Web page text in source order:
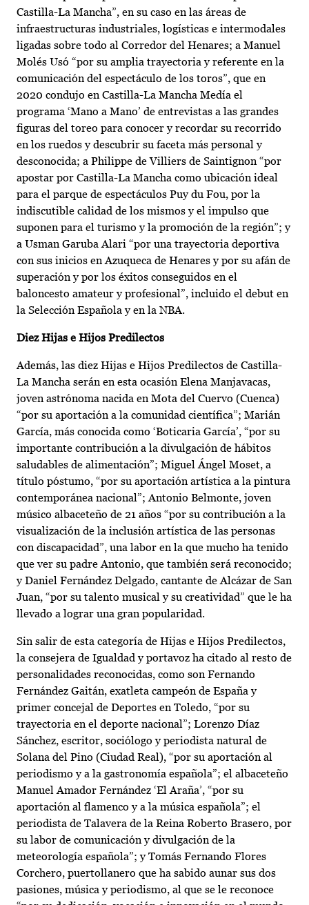
Castilla-La Mancha”, en su caso en las áreas de
infraestructuras industriales, logísticas e intermodales
ligadas sobre todo al Corredor del Henares; a Manuel
Molés Usó “por su amplia trayectoria y referente en la
comunicación del espectáculo de los toros”, que en
2020 condujo en Castilla-La Mancha Medía el
programa ‘Mano a Mano’ de entrevistas a las grandes
figuras del toreo para conocer y recordar su recorrido
en los ruedos y descubrir su faceta más personal y
desconocida; a Philippe de Villiers de Saintignon “por
apostar por Castilla-La Mancha como ubicación ideal
para el parque de espectáculos Puy du Fou, por la
indiscutible calidad de los mismos y el impulso que
suponen para el turismo y la promoción de la región”; y
a Usman Garuba Alari “por una trayectoria deportiva
con sus inicios en Azuqueca de Henares y por su afán de
superación y por los éxitos conseguidos en el
baloncesto amateur y profesional”, incluido el debut en
la Selección Española y en la NBA.
Diez Hijas e Hijos Predilectos
Además, las diez Hijas e Hijos Predilectos de Castilla-
La Mancha serán en esta ocasión Elena Manjavacas,
joven astrónoma nacida en Mota del Cuervo (Cuenca)
“por su aportación a la comunidad científica”; Marián
García, más conocida como ‘Boticaria García’, “por su
importante contribución a la divulgación de hábitos
saludables de alimentación”; Miguel Ángel Moset, a
título póstumo, “por su aportación artística a la pintura
contemporánea nacional”; Antonio Belmonte, joven
músico albaceteño de 21 años “por su contribución a la
visualización de la inclusión artística de las personas
con discapacidad”, una labor en la que mucho ha tenido
que ver su padre Antonio, que también será reconocido;
y Daniel Fernández Delgado, cantante de Alcázar de San
Juan, “por su talento musical y su creatividad” que le ha
llevado a lograr una gran popularidad.
Sin salir de esta categoría de Hijas e Hijos Predilectos,
la consejera de Igualdad y portavoz ha citado al resto de
personalidades reconocidas, como son Fernando
Fernández Gaitán, exatleta campeón de España y
primer concejal de Deportes en Toledo, “por su
trayectoria en el deporte nacional”; Lorenzo Díaz
Sánchez, escritor, sociólogo y periodista natural de
Solana del Pino (Ciudad Real), “por su aportación al
periodismo y a la gastronomía española”; el albaceteño
Manuel Amador Fernández ‘El Araña’, “por su
aportación al flamenco y a la música española”; el
periodista de Talavera de la Reina Roberto Brasero, por
su labor de comunicación y divulgación de la
meteorología española”; y Tomás Fernando Flores
Corchero, puertollanero que ha sabido aunar sus dos
pasiones, música y periodismo, al que se le reconoce